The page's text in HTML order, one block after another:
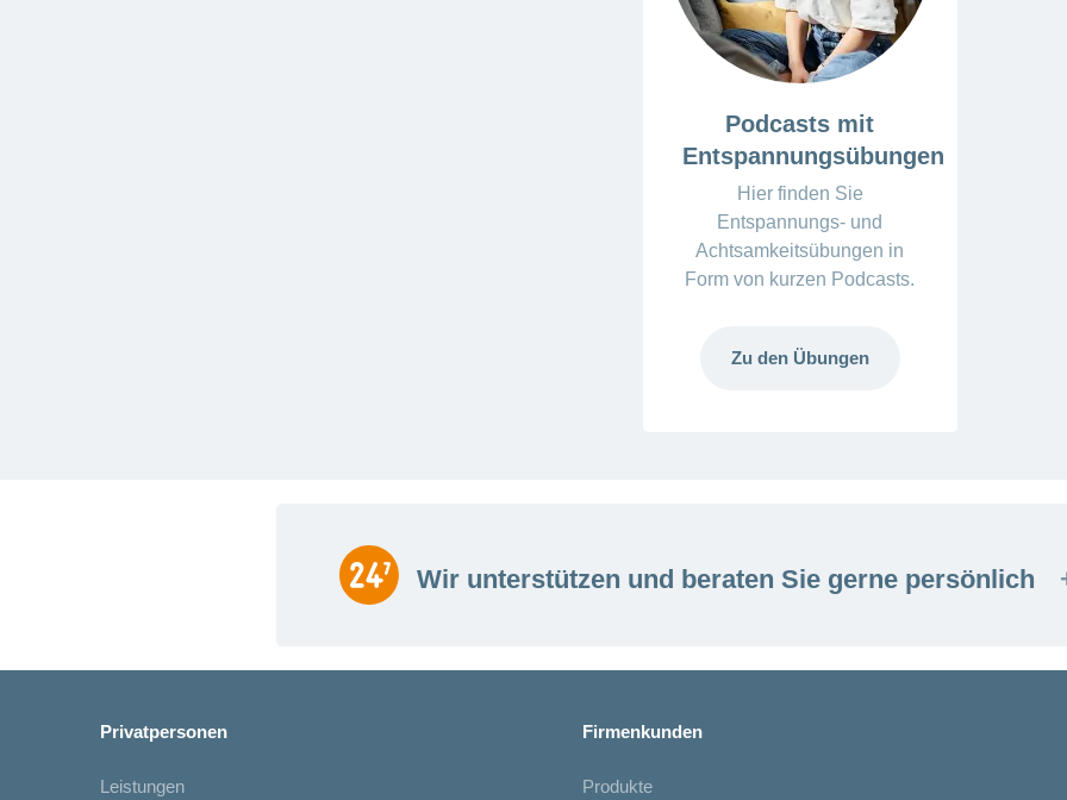
Podcasts mit
Entspannungsübungen
Hier finden Sie
Entspannungs- und
Achtsamkeitsübungen in
Form von kurzen Podcasts.
Zu den Übungen
Wir unterstützen und beraten Sie gerne persönlich
Privatpersonen
Leistungen
Firmenkunden
Produkte